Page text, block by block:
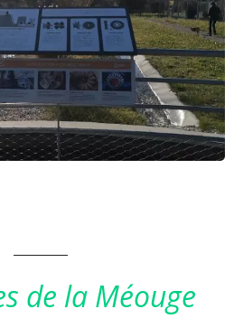
de la Méouge